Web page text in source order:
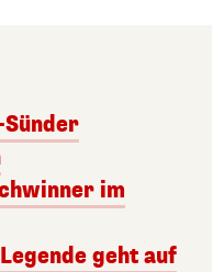
im
geht auf